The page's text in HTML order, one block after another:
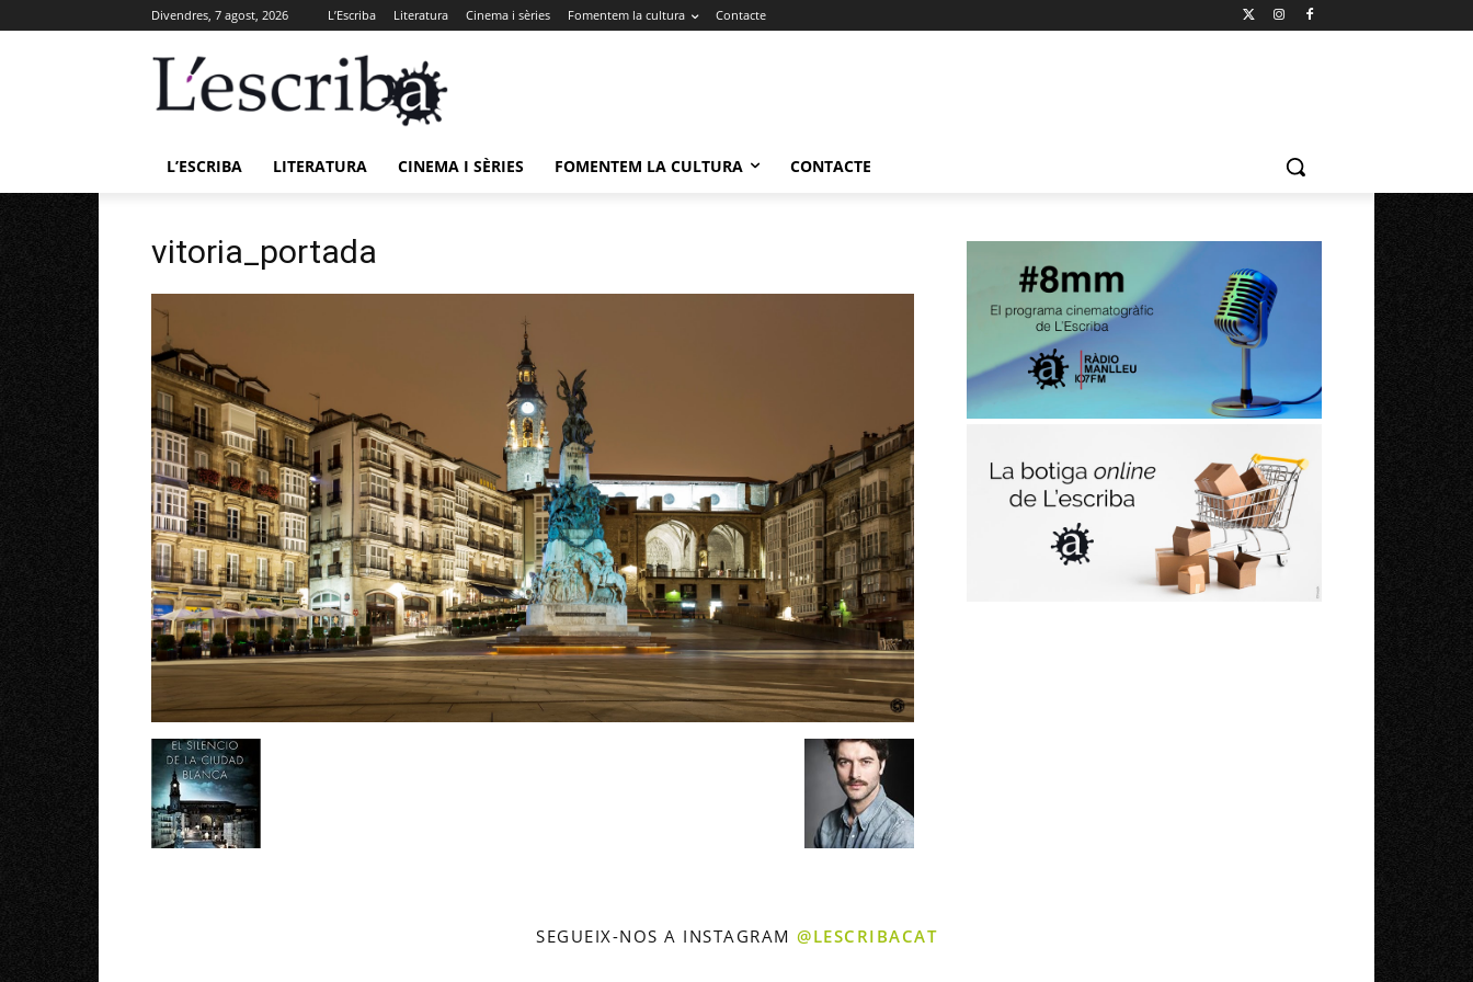
Divendres, 7 agost, 2026 L’Escriba Literatura Cinema i sèries Fomentem la cultura Contacte
L’ESCRIBA LITERATURA CINEMA I SÈRIES FOMENTEM LA CULTURA CONTACTE
vitoria_portada
SEGUEIX-NOS A INSTAGRAM @LESCRIBACAT